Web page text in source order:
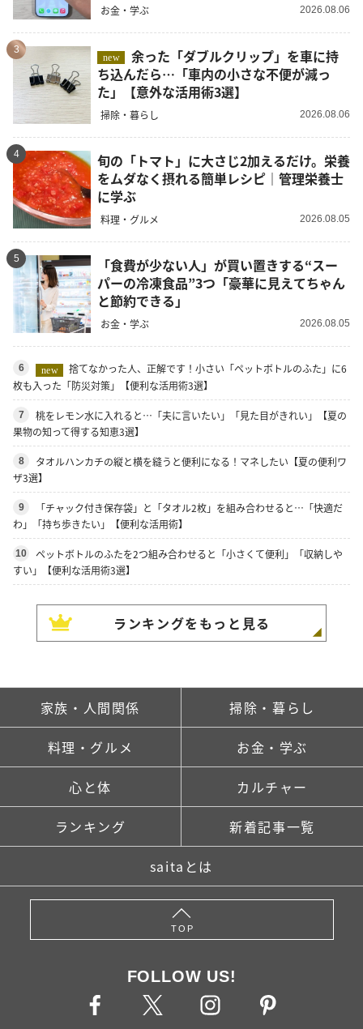
お金・学ぶ 2026.08.06
3
new
余った「ダブルクリップ」を車に持
ち込んだら…「車内の小さな不便が減っ
た」【意外な活用術3選】
掃除・暮らし 2026.08.06
4
旬の「トマト」に大さじ2加えるだけ。栄養
をムダなく摂れる簡単レシピ｜管理栄養士
に学ぶ
料理・グルメ 2026.08.05
5
「食費が少ない人」が買い置きする“スー
パーの冷凍食品”3つ「豪華に見えてちゃん
と節約できる」
お金・学ぶ 2026.08.05
6 new
捨てなかった人、正解です！小さい「ペットボトルのふた」に6
枚も入った「防災対策」【便利な活用術3選】
7
桃をレモン水に入れると…「夫に言いたい」「見た目がきれい」【夏の
果物の知って得する知恵3選】
8
タオルハンカチの縦と横を縫うと便利になる！マネしたい【夏の便利ワ
ザ3選】
9
「チャック付き保存袋」と「タオル2枚」を組み合わせると…「快適だ
わ」「持ち歩きたい」【便利な活用術】
10
ペットボトルのふたを2つ組み合わせると「小さくて便利」「収納しや
すい」【便利な活用術3選】
ランキングをもっと見る
家族・人間関係 掃除・暮らし
料理・グルメ お金・学ぶ
心と体 カルチャー
ランキング 新着記事一覧
saitaとは
TOP
FOLLOW US!